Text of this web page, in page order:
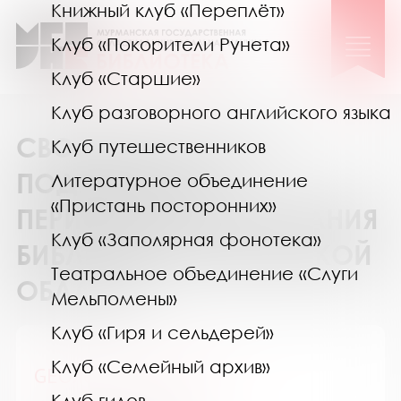
Книжный клуб «Переплёт»
Клуб «Покорители Рунета»
Клуб «Старшие»
Клуб разговорного английского языка
Клуб путешественников
Литературное объединение
«Пристань посторонних»
Клуб «Заполярная фонотека»
Театральное объединение «Слуги
Мельпомены»
Клуб «Гиря и сельдерей»
Клуб «Семейный архив»
СВОДНЫЙ КАТАЛОГ
ПОДПИСКИ НА
ПЕРИОДИЧЕСКИЕ ИЗДАНИЯ
БИБЛИОТЕК МУРМАНСКОЙ
ОБЛАСТИ
GEOленок / ГЕОленок